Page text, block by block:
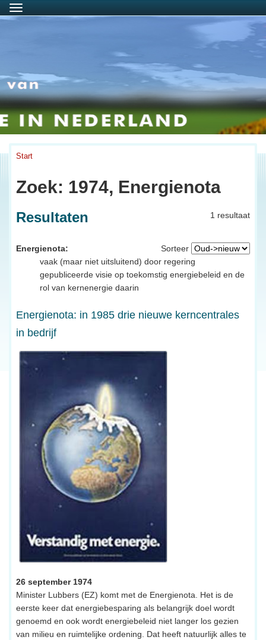
Menu
Start
Zoek: 1974, Energienota
1 resultaat
Resultaten
Sorteer
Energienota:
vaak (maar niet uitsluitend) door regering
gepubliceerde visie op toekomstig energiebeleid en de
rol van kernenergie daarin
Energienota: in 1985 drie nieuwe kerncentrales
in bedrijf
26 september 1974
Minister Lubbers (EZ) komt met de Energienota. Het is de
eerste keer dat energiebesparing als belangrijk doel wordt
genoemd en ook wordt energiebeleid niet langer los gezien
van milieu en ruimtelijke ordening. Dat heeft natuurlijk alles te